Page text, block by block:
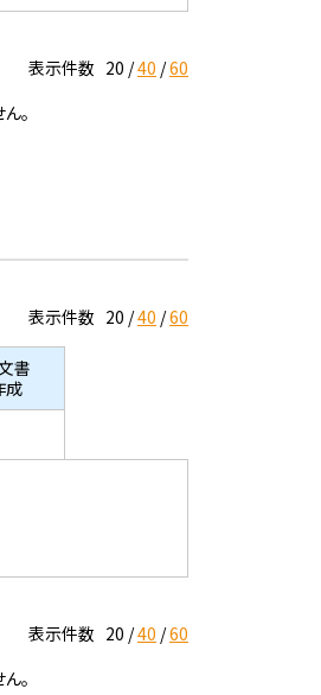
表示件数 20 40 60
。
表示件数 20 40 60
書
成
表示件数 20 40 60
。